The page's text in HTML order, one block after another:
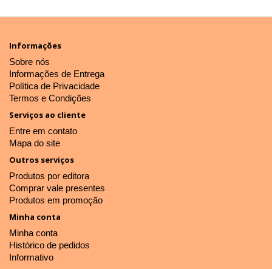
Informações
Sobre nós
Informações de Entrega
Política de Privacidade
Termos e Condições
Serviços ao cliente
Entre em contato
Mapa do site
Outros serviços
Produtos por editora
Comprar vale presentes
Produtos em promoção
Minha conta
Minha conta
Histórico de pedidos
Informativo